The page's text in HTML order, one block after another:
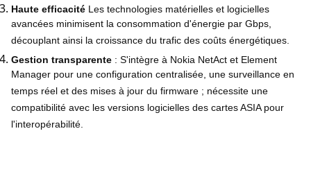
Haute efficacité Les technologies matérielles et logicielles
avancées minimisent la consommation d'énergie par Gbps,
découplant ainsi la croissance du trafic des coûts énergétiques.
Gestion transparente : S'intègre à Nokia NetAct et Element
Manager pour une configuration centralisée, une surveillance en
temps réel et des mises à jour du firmware ; nécessite une
compatibilité avec les versions logicielles des cartes ASIA pour
l'interopérabilité.